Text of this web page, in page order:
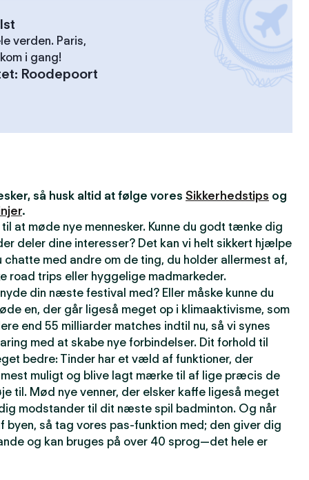
verden. Paris,
i gang!
: Roodepoort
så husk altid at følge vores Sikkerhedstips og
.
at møde nye mennesker. Kunne du godt tænke dig
deler dine interesser? Det kan vi helt sikkert hjælpe
chatte med andre om de ting, du holder allermest af,
road trips eller hyggelige madmarkeder.
din næste festival med? Eller måske kunne du
en, der går ligeså meget op i klimaaktivisme, som
end 55 milliarder matches indtil nu, så vi synes
med at skabe nye forbindelser. Dit forhold til
bedre: Tinder har et væld af funktioner, der
muligt og blive lagt mærke til af lige præcis de
til. Mød nye venner, der elsker kaffe ligeså meget
modstander til dit næste spil badminton. Og når
byen, så tag vores pas-funktion med; den giver dig
og kan bruges på over 40 sprog—det hele er